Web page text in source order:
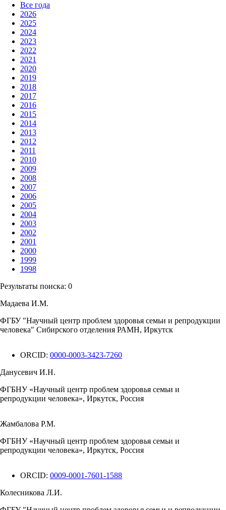
Все года
2026
2025
2024
2023
2022
2021
2020
2019
2018
2017
2016
2015
2014
2013
2012
2011
2010
2009
2008
2007
2006
2005
2004
2003
2002
2001
2000
1999
1998
Результаты поиска: 0
Мадаева И.М.
ФГБУ "Научный центр проблем здоровья семьи и репродукции
человека" Сибирского отделения РАМН, Иркутск
ORCID: 0000-0003-3423-7260
Данусевич И.Н.
ФГБНУ «Научный центр проблем здоровья семьи и
репродукции человека», Иркутск, Россия
Жамбалова Р.М.
ФГБНУ «Научный центр проблем здоровья семьи и
репродукции человека», Иркутск, Россия
ORCID: 0009-0001-7601-1588
Колесникова Л.И.